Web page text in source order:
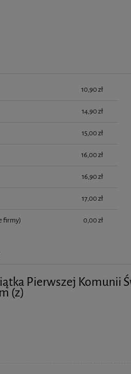
nie zawiera ewentualnych kosztów płatności
10,90 zł
14,90 zł
15,00 zł
16,00 zł
16,90 zł
17,00 zł
firmy) 0,00 zł
Pierwszej Komunii
(z)